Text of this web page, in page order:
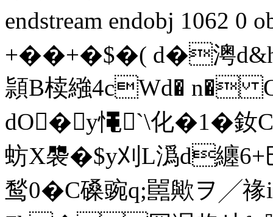
endstream endobj 1062 0
+��+�$�( d�澚d&h
頴B椟繈4cWd� n�
dO�y憴`\化
蚄X褜�$y刈L潙d
鹙0�C磉豌q;嚚歟ヲ